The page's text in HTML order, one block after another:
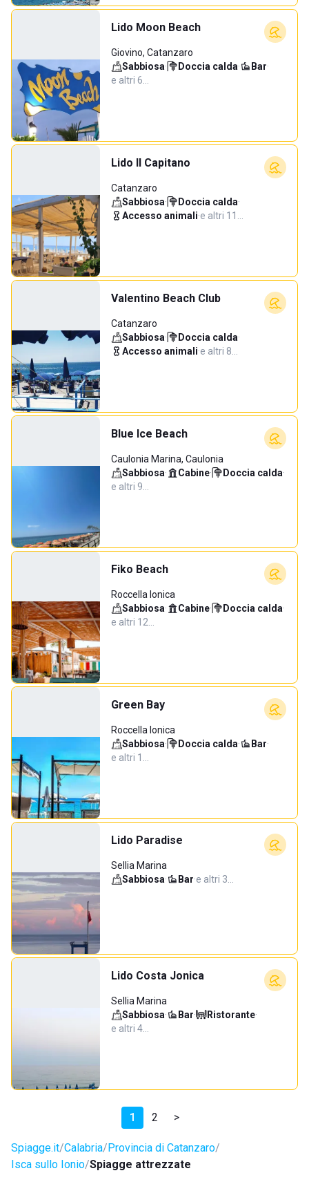
Lido Moon Beach
Giovino, Catanzaro
Sabbiosa· Doccia calda· Bar·
e altri 6…
Lido Il Capitano
Catanzaro
Sabbiosa· Doccia calda·
Accesso animali·e altri 11…
Valentino Beach Club
Catanzaro
Sabbiosa· Doccia calda·
Accesso animali·e altri 8…
Blue Ice Beach
Caulonia Marina, Caulonia
Sabbiosa· Cabine· Doccia calda·
e altri 9…
Fiko Beach
Roccella Ionica
Sabbiosa· Cabine· Doccia calda·
e altri 12…
Green Bay
Roccella Ionica
Sabbiosa· Doccia calda· Bar·
e altri 1…
Lido Paradise
Sellia Marina
Sabbiosa· Bar·e altri 3…
Lido Costa Jonica
Sellia Marina
Sabbiosa· Bar· Ristorante·
e altri 4…
1 2 >
Spiagge.it Calabria Provincia di Catanzaro
Isca sullo Ionio Spiagge attrezzate